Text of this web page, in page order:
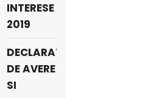
INTERESE
2019
DECLARATII
DE AVERE
SI